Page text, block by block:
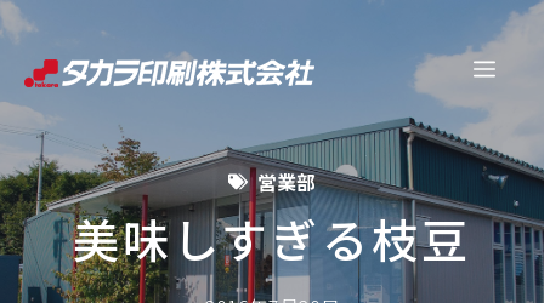
コ
ン
へ
ス
キ
メ
ュ
ー
営業部
美味しすぎる枝豆